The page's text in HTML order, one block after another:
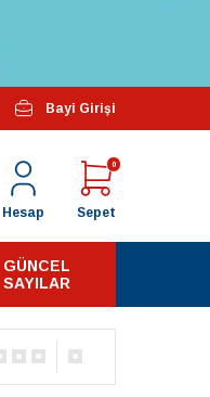
Bayi Girişi
Sepet
0
Hesap
GÜNCEL
SAYILAR